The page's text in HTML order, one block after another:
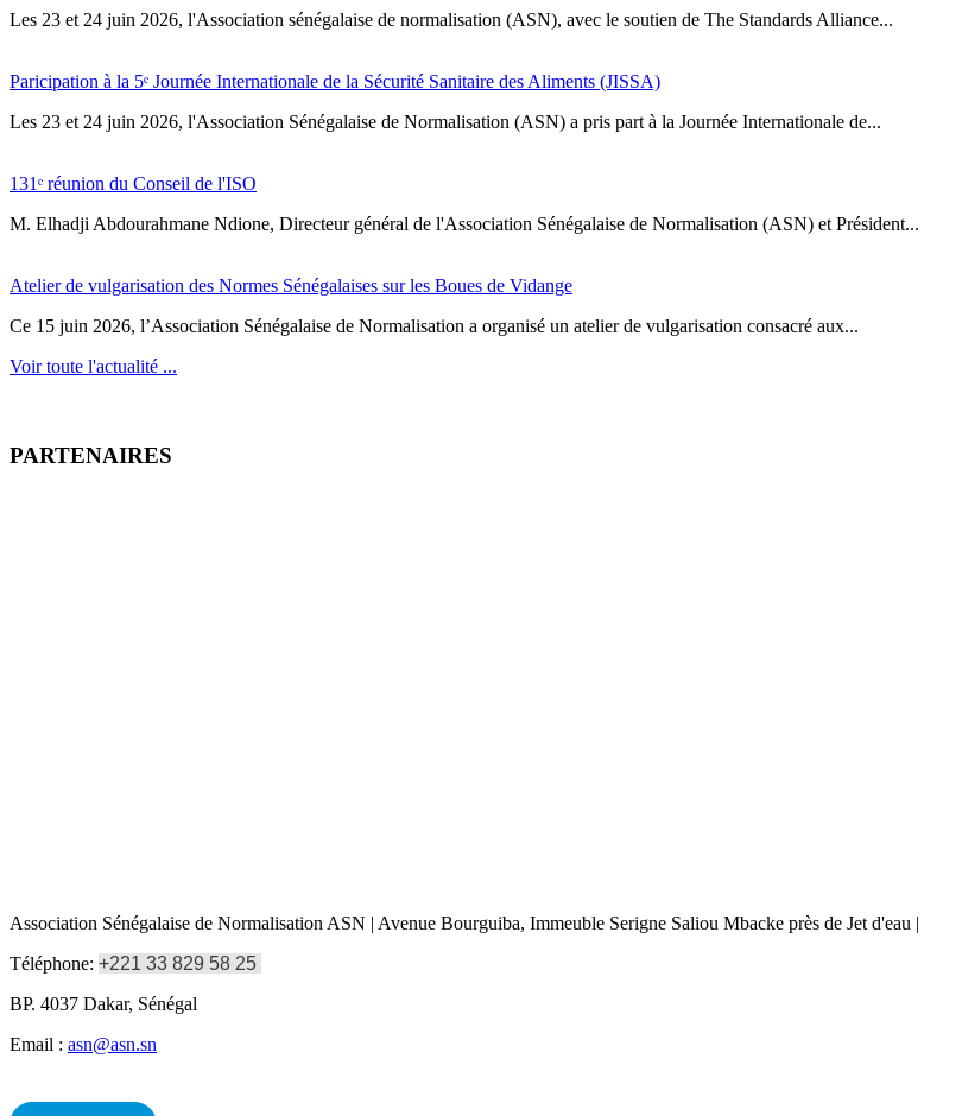
Les 23 et 24 juin 2026, l'Association sénégalaise de normalisation (ASN), avec le soutien de The Standards Alliance...
Paricipation à la 5ᵉ Journée Internationale de la Sécurité Sanitaire des Aliments (JISSA)
‎Les 23 et 24 juin 2026, l'Association Sénégalaise de Normalisation (ASN) a pris part à la Journée Internationale de...
131ᵉ réunion du Conseil de l'ISO
M. Elhadji Abdourahmane Ndione, Directeur général de l'Association Sénégalaise de Normalisation (ASN) et Président...
Atelier de vulgarisation des Normes Sénégalaises sur les Boues de Vidange
Ce 15 juin 2026, l’Association Sénégalaise de Normalisation a organisé un atelier de vulgarisation consacré aux...
Voir toute l'actualité ...
PARTENAIRES
Association Sénégalaise de Normalisation ASN | Avenue Bourguiba, Immeuble Serigne Saliou Mbacke près de Jet d'eau |
Téléphone: +221 33 829 58 25
BP. 4037 Dakar, Sénégal
Email : asn@asn.sn